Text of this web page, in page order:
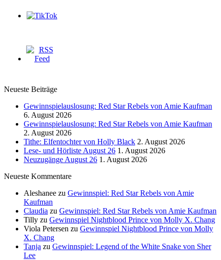
Neueste Beiträge
Gewinnspielauslosung: Red Star Rebels von Amie Kaufman
6. August 2026
Gewinnspielauslosung: Red Star Rebels von Amie Kaufman
2. August 2026
Tithe: Elfentochter von Holly Black 2. August 2026
Lese- und Hörliste August 26 1. August 2026
Neuzugänge August 26 1. August 2026
Neueste Kommentare
Aleshanee zu Gewinnspiel: Red Star Rebels von Amie
Kaufman
Claudia zu Gewinnspiel: Red Star Rebels von Amie Kaufman
Tilly zu Gewinnspiel Nightblood Prince von Molly X. Chang
Viola Petersen zu Gewinnspiel Nightblood Prince von Molly
X. Chang
Tanja zu Gewinnspiel: Legend of the White Snake von Sher
Lee